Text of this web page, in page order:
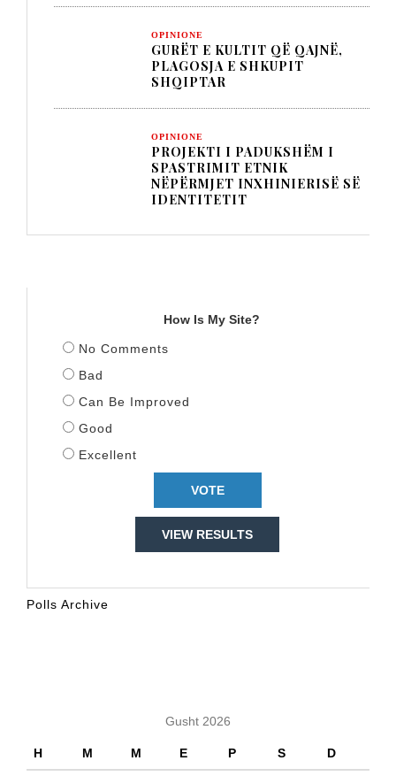
OPINIONE
GURËT E KULTIT QË QAJNË,
PLAGOSJA E SHKUPIT
SHQIPTAR
OPINIONE
PROJEKTI I PADUKSHËM I
SPASTRIMIT ETNIK
NËPËRMJET INXHINIERISË SË
IDENTITETIT
How Is My Site?
No Comments
Bad
Can Be Improved
Good
Excellent
VIEW RESULTS
Polls Archive
Gusht 2026
H M M E P S D